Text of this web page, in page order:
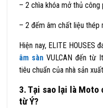
– 2 chìa khóa mở thủ
– 2 đếm âm chất liệu thép
Hiện nay, ELITE HOUSES
âm sànVULCAN đến từ
tiêu chuẩn của nhà sản
3. Tại sao lại là Moto
từ Ý?